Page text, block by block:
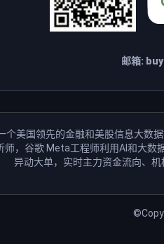
邮箱:
个美国领先的金融和美股信息大数
师，谷歌 Meta工程师利用AI和大
异动大单，实时主力资金流向、